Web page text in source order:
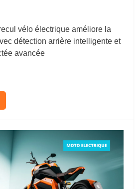
vélo électrique améliore la
détection arrière intelligente et
avancée